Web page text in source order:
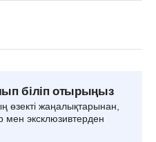
біліп отырыңыз
өзекті жаңалықтарынан,
мен эксклюзивтерден